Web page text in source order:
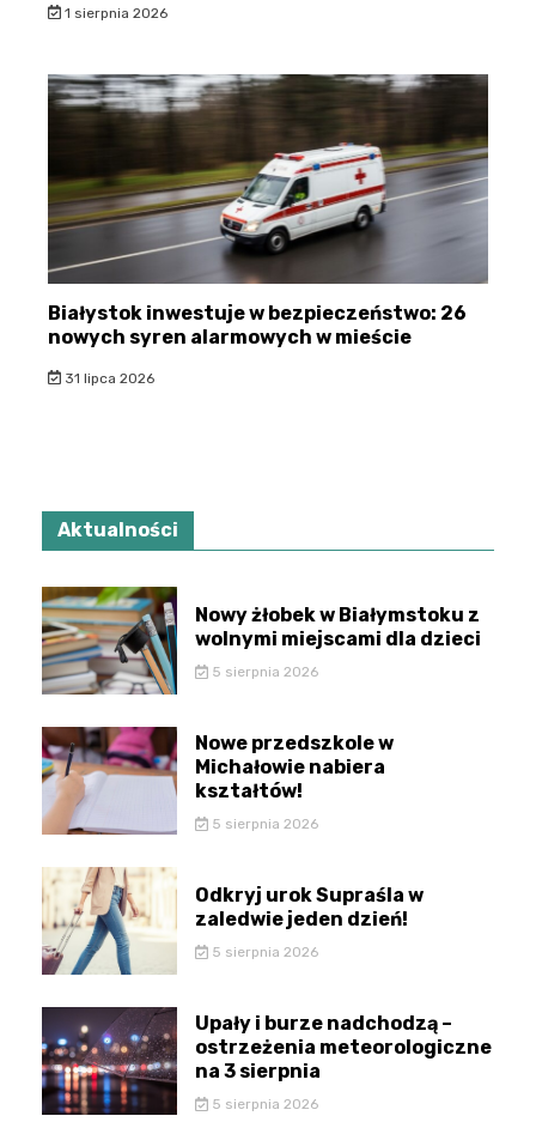
1 sierpnia 2026
Białystok inwestuje w bezpieczeństwo: 26
nowych syren alarmowych w mieście
31 lipca 2026
Aktualności
Nowy żłobek w Białymstoku z
wolnymi miejscami dla dzieci
5 sierpnia 2026
Nowe przedszkole w
Michałowie nabiera
kształtów!
5 sierpnia 2026
Odkryj urok Supraśla w
zaledwie jeden dzień!
5 sierpnia 2026
Upały i burze nadchodzą –
ostrzeżenia meteorologiczne
na 3 sierpnia
5 sierpnia 2026